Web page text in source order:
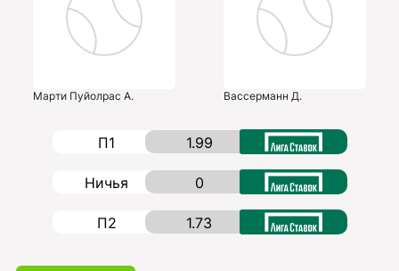
Марти Пуйолрас А. Вассерманн Д.
П1 1.99
Ничья 0
П2 1.73